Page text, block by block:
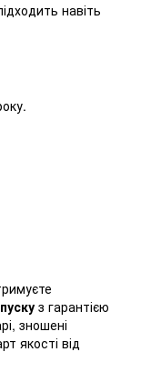
навіть
з гарантією
зношені
якості від